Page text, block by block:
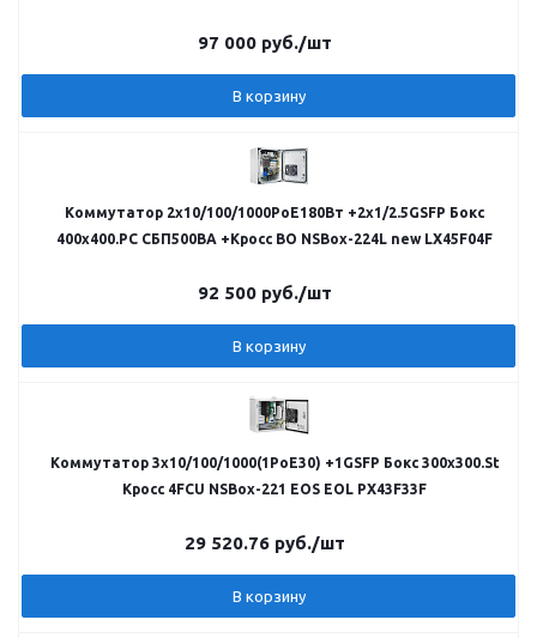
97 000руб./шт
В корзину
Коммутатор 2х10/100/1000PoE180Вт +2х1/2.5GSFP Бокс
400x400.PC СБП500ВА +Кросс ВО NSBox-224L new LX45F04F
92 500руб./шт
В корзину
Коммутатор 3х10/100/1000(1PoE30) +1GSFP Бокс 300x300.St
Кросс 4FCU NSBox-221 EOS EOL PX43F33F
29 520.76руб./шт
В корзину